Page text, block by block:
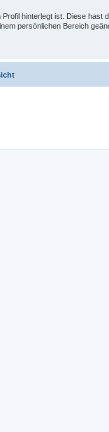
hinterlegt ist. Diese hast
persönlichen Bereich